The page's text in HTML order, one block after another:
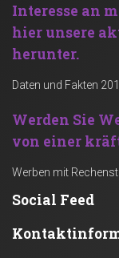
Interesse an
hier unsere
herunter.
Daten und Fakten
Werden Sie
von einer
Werben mit
Social Feed